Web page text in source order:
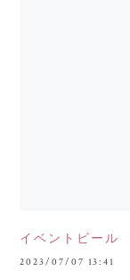
イベントビール
2023/07/07 13:41